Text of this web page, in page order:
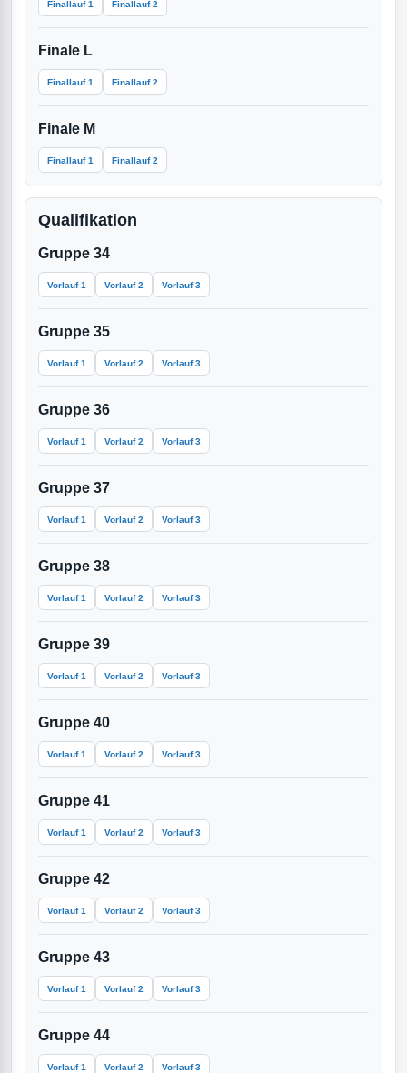
Finallauf 1 Finallauf 2
Finale L
Finallauf 1 Finallauf 2
Finale M
Finallauf 1 Finallauf 2
Qualifikation
Gruppe 34
Vorlauf 1 Vorlauf 2 Vorlauf 3
Gruppe 35
Vorlauf 1 Vorlauf 2 Vorlauf 3
Gruppe 36
Vorlauf 1 Vorlauf 2 Vorlauf 3
Gruppe 37
Vorlauf 1 Vorlauf 2 Vorlauf 3
Gruppe 38
Vorlauf 1 Vorlauf 2 Vorlauf 3
Gruppe 39
Vorlauf 1 Vorlauf 2 Vorlauf 3
Gruppe 40
Vorlauf 1 Vorlauf 2 Vorlauf 3
Gruppe 41
Vorlauf 1 Vorlauf 2 Vorlauf 3
Gruppe 42
Vorlauf 1 Vorlauf 2 Vorlauf 3
Gruppe 43
Vorlauf 1 Vorlauf 2 Vorlauf 3
Gruppe 44
Vorlauf 1 Vorlauf 2 Vorlauf 3